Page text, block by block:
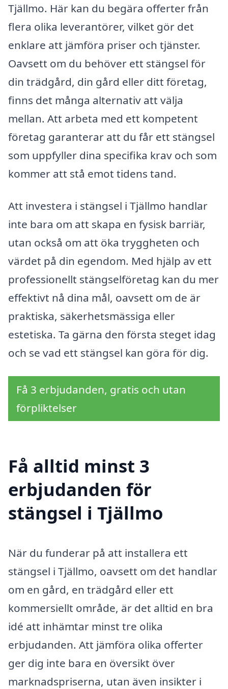
Tjällmo. Här kan du begära offerter från
flera olika leverantörer, vilket gör det
enklare att jämföra priser och tjänster.
Oavsett om du behöver ett stängsel för
din trädgård, din gård eller ditt företag,
finns det många alternativ att välja
mellan. Att arbeta med ett kompetent
företag garanterar att du får ett stängsel
som uppfyller dina specifika krav och som
kommer att stå emot tidens tand.
Att investera i stängsel i Tjällmo handlar
inte bara om att skapa en fysisk barriär,
utan också om att öka tryggheten och
värdet på din egendom. Med hjälp av ett
professionellt stängselföretag kan du mer
effektivt nå dina mål, oavsett om de är
praktiska, säkerhetsmässiga eller
estetiska. Ta gärna den första steget idag
och se vad ett stängsel kan göra för dig.
Få 3 erbjudanden, gratis och utan
förpliktelser
Få alltid minst 3
erbjudanden för
stängsel i Tjällmo
När du funderar på att installera ett
stängsel i Tjällmo, oavsett om det handlar
om en gård, en trädgård eller ett
kommersiellt område, är det alltid en bra
idé att inhämtar minst tre olika
erbjudanden. Att jämföra olika offerter
ger dig inte bara en översikt över
marknadspriserna, utan även insikter i